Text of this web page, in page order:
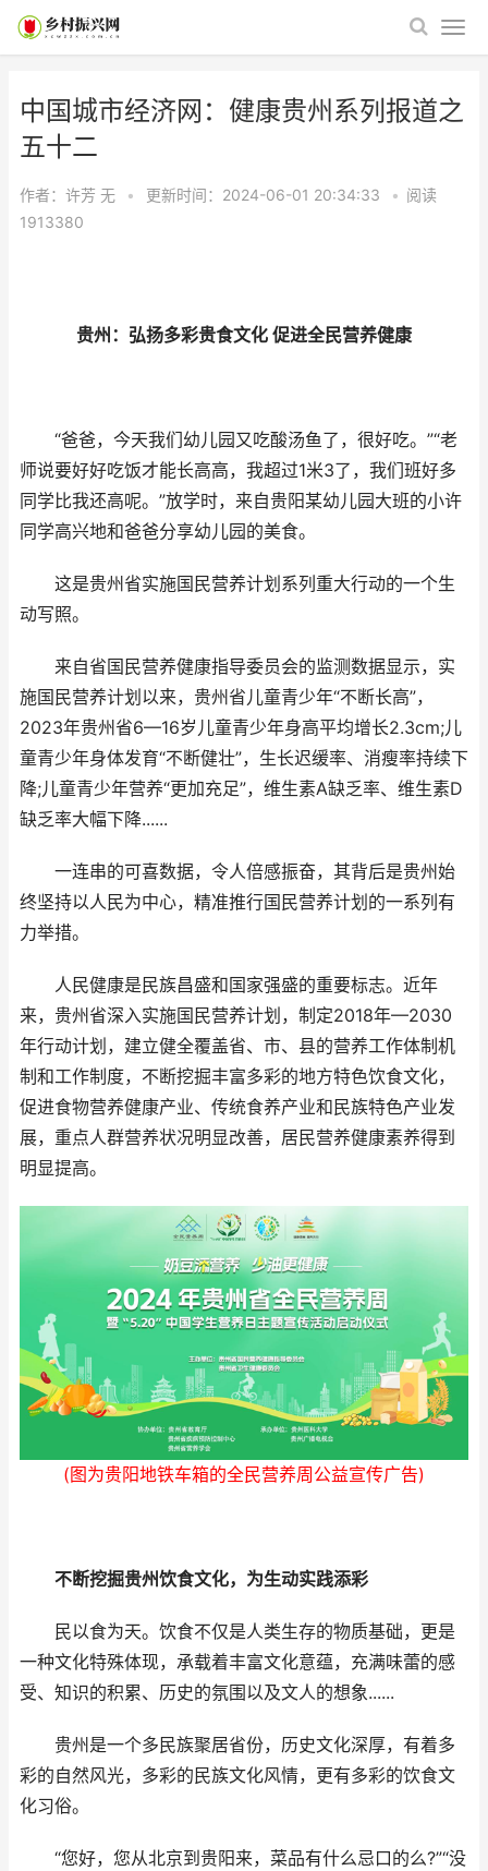
中国城市经济网：健康贵州系列报道之
五十二
作者：许芳 无 • 更新时间：2024-06-01 20:34:33 • 阅读
1913380
贵州：弘扬多彩贵食文化 促进全民营养健康
“爸爸，今天我们幼儿园又吃酸汤鱼了，很好吃。”“老
师说要好好吃饭才能长高高，我超过1米3了，我们班好多
同学比我还高呢。”放学时，来自贵阳某幼儿园大班的小许
同学高兴地和爸爸分享幼儿园的美食。
这是贵州省实施国民营养计划系列重大行动的一个生
动写照。
来自省国民营养健康指导委员会的监测数据显示，实
施国民营养计划以来，贵州省儿童青少年“不断长高”，
2023年贵州省6—16岁儿童青少年身高平均增长2.3cm;儿
童青少年身体发育“不断健壮”，生长迟缓率、消瘦率持续下
降;儿童青少年营养“更加充足”，维生素A缺乏率、维生素D
缺乏率大幅下降......
一连串的可喜数据，令人倍感振奋，其背后是贵州始
终坚持以人民为中心，精准推行国民营养计划的一系列有
力举措。
人民健康是民族昌盛和国家强盛的重要标志。近年
来，贵州省深入实施国民营养计划，制定2018年—2030
年行动计划，建立健全覆盖省、市、县的营养工作体制机
制和工作制度，不断挖掘丰富多彩的地方特色饮食文化，
促进食物营养健康产业、传统食养产业和民族特色产业发
展，重点人群营养状况明显改善，居民营养健康素养得到
明显提高。
(图为贵阳地铁车箱的全民营养周公益宣传广告)
不断挖掘贵州饮食文化，为生动实践添彩
民以食为天。饮食不仅是人类生存的物质基础，更是
一种文化特殊体现，承载着丰富文化意蕴，充满味蕾的感
受、知识的积累、历史的氛围以及文人的想象......
贵州是一个多民族聚居省份，历史文化深厚，有着多
彩的自然风光，多彩的民族文化风情，更有多彩的饮食文
化习俗。
“您好，您从北京到贵阳来，菜品有什么忌口的么?”“没